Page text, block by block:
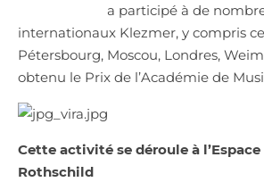
a participé à de
internationaux Klezmer, y compris
Pétersbourg, Moscou, Londres,
obtenu le Prix de l’Académie de
Cette activité se déroule à l’Espace
Rothschild